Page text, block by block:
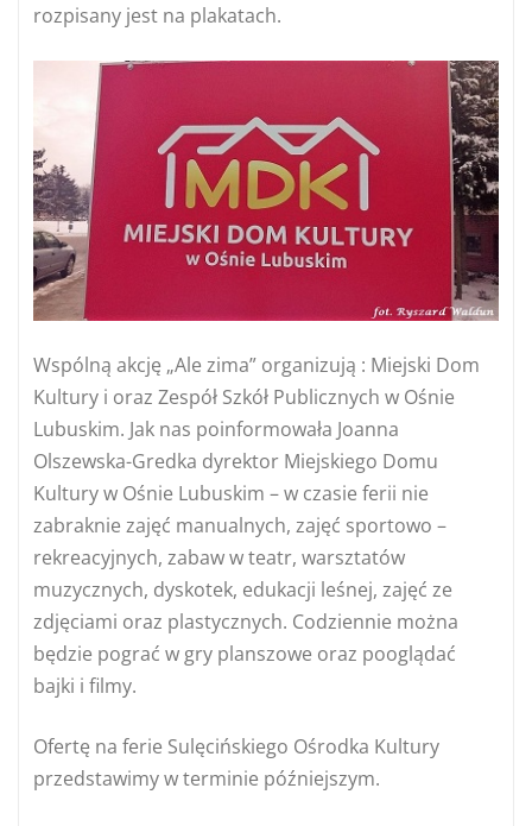
rozpisany jest na plakatach.
Wspólną akcję „Ale zima” organizują : Miejski Dom
Kultury i oraz Zespół Szkół Publicznych w Ośnie
Lubuskim. Jak nas poinformowała Joanna
Olszewska-Gredka dyrektor Miejskiego Domu
Kultury w Ośnie Lubuskim – w czasie ferii nie
zabraknie zajęć manualnych, zajęć sportowo –
rekreacyjnych, zabaw w teatr, warsztatów
muzycznych, dyskotek, edukacji leśnej, zajęć ze
zdjęciami oraz plastycznych. Codziennie można
będzie pograć w gry planszowe oraz pooglądać
bajki i filmy.
Ofertę na ferie Sulęcińskiego Ośrodka Kultury
przedstawimy w terminie późniejszym.